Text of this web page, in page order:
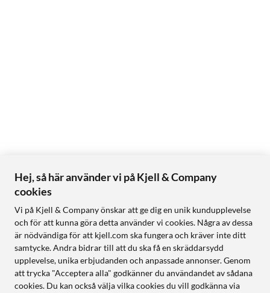
Hej, så här använder vi på Kjell & Company
cookies
Vi på Kjell & Company önskar att ge dig en unik kundupplevelse
och för att kunna göra detta använder vi cookies. Några av dessa
är nödvändiga för att kjell.com ska fungera och kräver inte ditt
samtycke. Andra bidrar till att du ska få en skräddarsydd
upplevelse, unika erbjudanden och anpassade annonser. Genom
att trycka "Acceptera alla" godkänner du användandet av sådana
cookies. Du kan också välja vilka cookies du vill godkänna via